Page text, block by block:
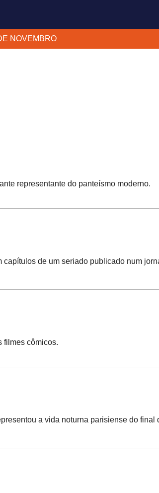
NOVEMBRO
representante do panteísmo moderno.
de um seriado publicado num
filmes cômicos.
a vida noturna parisiense do final